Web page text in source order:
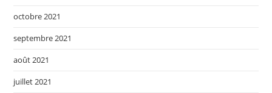
octobre 2021
septembre 2021
août 2021
juillet 2021